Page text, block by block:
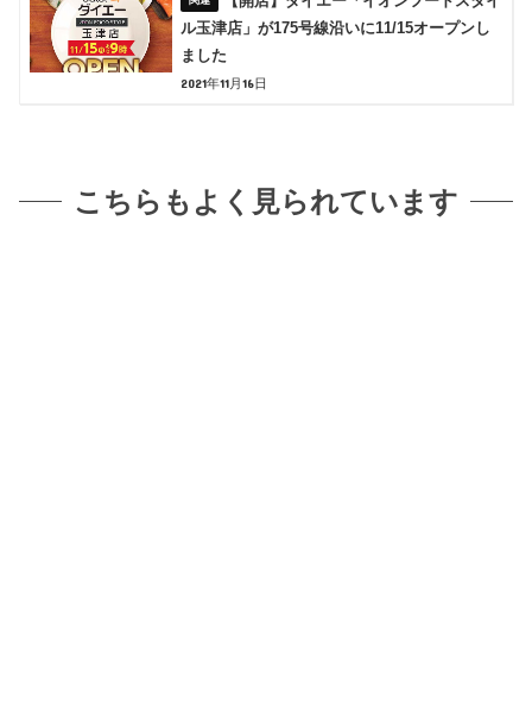
ル玉津店」が175号線沿いに11/15オープンし
ました
2021年11月16日
こちらもよく見られています